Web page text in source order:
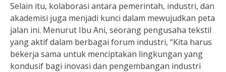
Selain itu, kolaborasi antara pemerintah, industri, dan
akademisi juga menjadi kunci dalam mewujudkan peta
jalan ini. Menurut Ibu Ani, seorang pengusaha tekstil
yang aktif dalam berbagai forum industri, “Kita harus
bekerja sama untuk menciptakan lingkungan yang
kondusif bagi inovasi dan pengembangan industri